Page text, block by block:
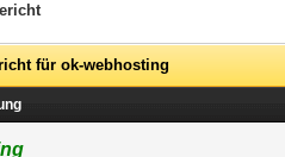
für ok-webhosting